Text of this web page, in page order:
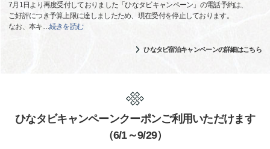
7月1日より再度受付しておりました「ひなタビキャンペーン」の電話予約は、
ご好評につき予算上限に達しましたため、現在受付を停止しております。
なお、本キ…続きを読む
ひなタビ宿泊キャンペーンの詳細はこちら
ひなタビキャンペーンクーポンご利用いただけます
（6/1～9/29）